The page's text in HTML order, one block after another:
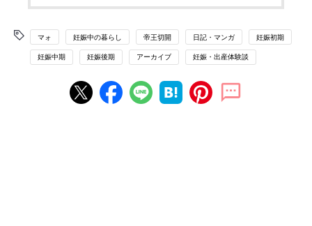
マォ 妊娠中の暮らし 帝王切開 日記・マンガ 妊娠初期
妊娠中期 妊娠後期 アーカイブ 妊娠・出産体験談